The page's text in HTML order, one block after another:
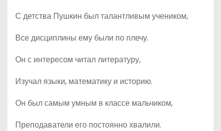
С детства Пушкин был талантливым учеником,
Все дисциплины ему были по плечу.
Он с интересом читал литературу,
Изучал языки, математику и историю.
Он был самым умным в классе мальчиком,
Преподаватели его постоянно хвалили.